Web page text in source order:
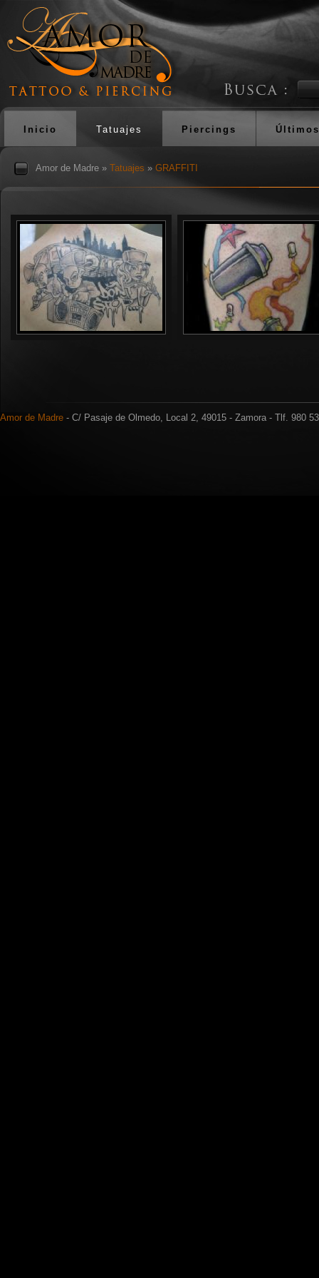
Inicio Tatuajes Piercings
Amor de Madre » Tatuajes » GRAFFITI
Amor de Madre - C/ Pasaje de Olmedo, Local 2, 49015 - Zamora - Tlf. 980